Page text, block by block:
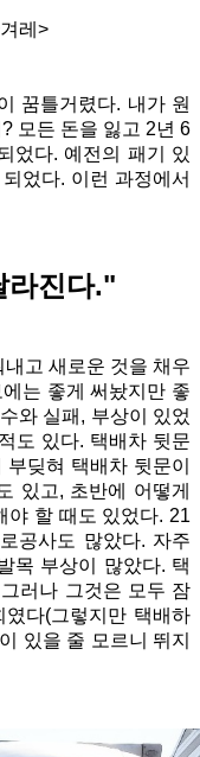
레>
꿈틀거렸다. 내가 원
모든 돈을 잃고 2년 6
었다. 예전의 패기 있
었다. 이런 과정에서
라진다."
고 새로운 것을 채우
는 좋게 써놨지만 좋
와 실패, 부상이 있었
도 있다. 택배차 뒷문
딪혀 택배차 뒷문이
있고, 초반에 어떻게
야 할 때도 있었다. 21
공사도 많았다. 자주
목 부상이 많았다. 택
러나 그것은 모두 잠
다(그렇지만 택배하
있을 줄 모르니 뛰지